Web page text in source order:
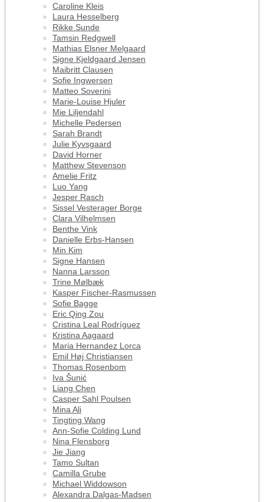
Caroline Kleis
Laura Hesselberg
Rikke Sunde
Tamsin Redgwell
Mathias Elsner Melgaard
Signe Kjeldgaard Jensen
Maibritt Clausen
Sofie Ingwersen
Matteo Soverini
Marie-Louise Hjuler
Mie Liljendahl
Michelle Pedersen
Sarah Brandt
Julie Kyvsgaard
David Horner
Matthew Stevenson
Amelie Fritz
Luo Yang
Jesper Rasch
Sissel Vesterager Borge
Clara Vilhelmsen
Benthe Vink
Danielle Erbs-Hansen
Min Kim
Signe Hansen
Nanna Larsson
Trine Mølbæk
Kasper Fischer-Rasmussen
Sofie Bagge
Eric Qing Zou
Cristina Leal Rodríguez
Kristina Aagaard
Maria Hernandez Lorca
Emil Høj Christiansen
Thomas Rosenbom
Iva Šunić
Liang Chen
Casper Sahl Poulsen
Mina Ali
Tingting Wang
Ann-Sofie Colding Lund
Nina Flensborg
Jie Jiang
Tamo Sultan
Camilla Grube
Michael Widdowson
Alexandra Dalgas-Madsen